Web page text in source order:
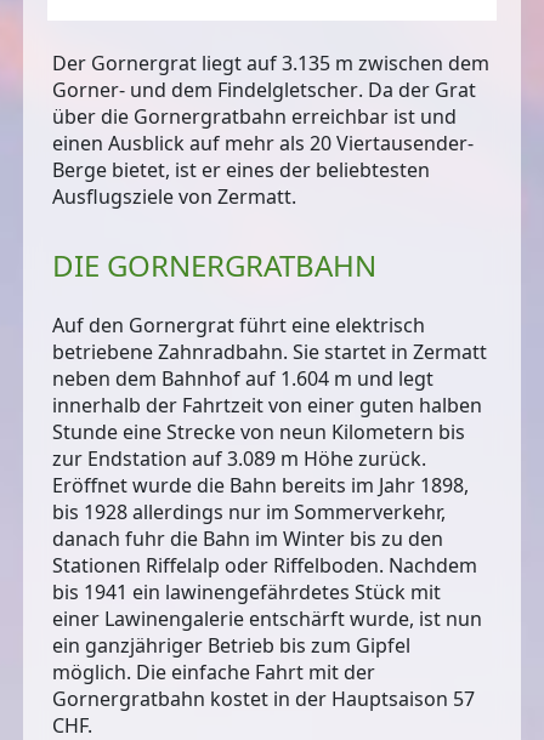
Der Gornergrat liegt auf3.135 m zwischen dem
Gorner- und dem Findelgletscher. Da der Grat
über die Gornergratbahn erreichbar ist und
einen Ausblick auf mehr als 20 Viertausender-
Berge bietet, ist er eines der beliebtesten
Ausflugsziele von Zermatt.
DIE GORNERGRATBAHN
Auf den Gornergrat führt eine elektrisch
betriebene Zahnradbahn. Sie startet in Zermatt
neben dem Bahnhof auf 1.604 m und legt
innerhalb der Fahrtzeit von einer guten halben
Stunde eine Strecke von neun Kilometern bis
zur Endstation auf 3.089 m Höhe zurück.
Eröffnet wurde die Bahn bereits im Jahr 1898,
bis 1928 allerdings nur im Sommerverkehr,
danach fuhr die Bahn im Winter bis zu den
Stationen Riffelalp oder Riffelboden. Nachdem
bis 1941 ein lawinengefährdetes Stück mit
einer Lawinengalerie entschärft wurde, ist nun
ein ganzjähriger Betrieb bis zum Gipfel
möglich. Die einfache Fahrt mit der
Gornergratbahn kostet in der Hauptsaison 57
CHF.